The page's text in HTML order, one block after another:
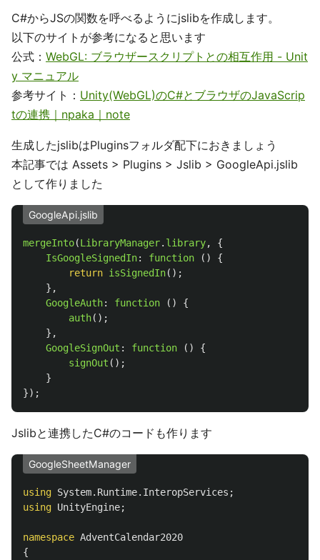
C#からJSの関数を呼べるようにjslibを作成します。
以下のサイトが参考になると思います
公式： WebGL: ブラウザースクリプトとの相互作用 - Unit
y マニュアル
参考サイト： Unity(WebGL)のC#とブラウザのJavaScrip
tの連携｜npaka｜note
生成したjslibはPluginsフォルダ配下におきましょう
本記事では Assets > Plugins > Jslib > GoogleApi.jslib
として作りました
GoogleApi.jslib
mergeInto(LibraryManager. library,
{
IsGoogleSignedIn: function ()
{
return isSignedIn();
},
GoogleAuth: function ()
{
auth();
},
GoogleSignOut : function ()
{
signOut ();
}
});
Jslibと連携したC#のコードも作ります
GoogleSheetManager
using System.Runtime.InteropServices ;
using UnityEngine;
namespace AdventCalendar2020
{